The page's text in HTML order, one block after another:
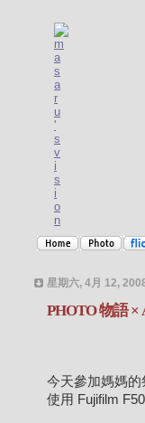
星期六, 4月 12,
PHOTO 物語 ×
今天參加媽媽
使用 Fujifilm